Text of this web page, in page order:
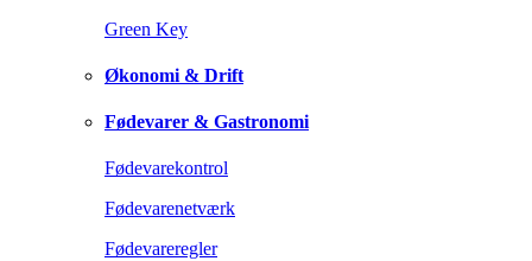
Green Key
Økonomi & Drift
Fødevarer & Gastronomi
Fødevarekontrol
Fødevarenetværk
Fødevareregler